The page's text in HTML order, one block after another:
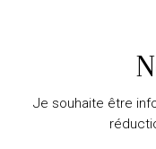
Je souhaite être